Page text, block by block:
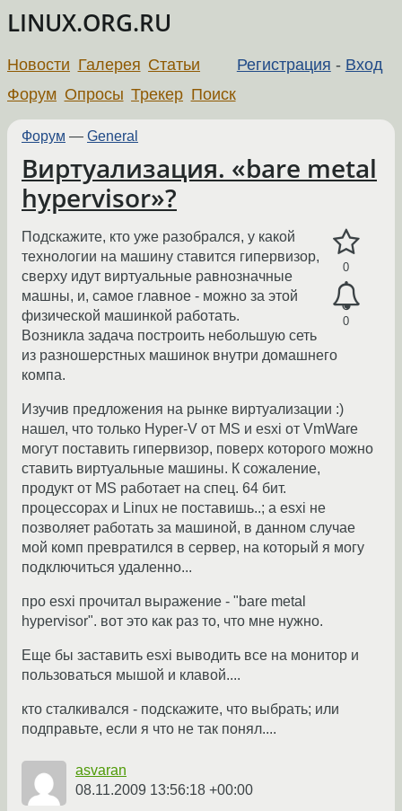
LINUX.ORG.RU
Регистрация - Вход
Новости Галерея Статьи
Форум Опросы Трекер Поиск
Форум — General
Виртуализация. «bare metal
hypervisor»?
0
0
Подскажите, кто уже разобрался, у какой
технологии на машину ставится гипервизор,
сверху идут виртуальные равнозначные
машны, и, самое главное - можно за этой
физической машинкой работать.
Возникла задача построить небольшую сеть
из разношерстных машинок внутри домашнего
компа.
Изучив предложения на рынке виртуализации :)
нашел, что только Hyper-V от MS и esxi от VmWare
могут поставить гипервизор, поверх которого можно
ставить виртуальные машины. К сожаление,
продукт от MS работает на спец. 64 бит.
процессорах и Linux не поставишь..; а esxi не
позволяет работать за машиной, в данном случае
мой комп превратился в сервер, на который я могу
подключиться удаленно...
про esxi прочитал выражение - "bare metal
hypervisor". вот это как раз то, что мне нужно.
Еще бы заставить esxi выводить все на монитор и
пользоваться мышой и клавой....
кто сталкивался - подскажите, что выбрать; или
подправьте, если я что не так понял....
asvaran
08.11.2009 13:56:18 +00:00